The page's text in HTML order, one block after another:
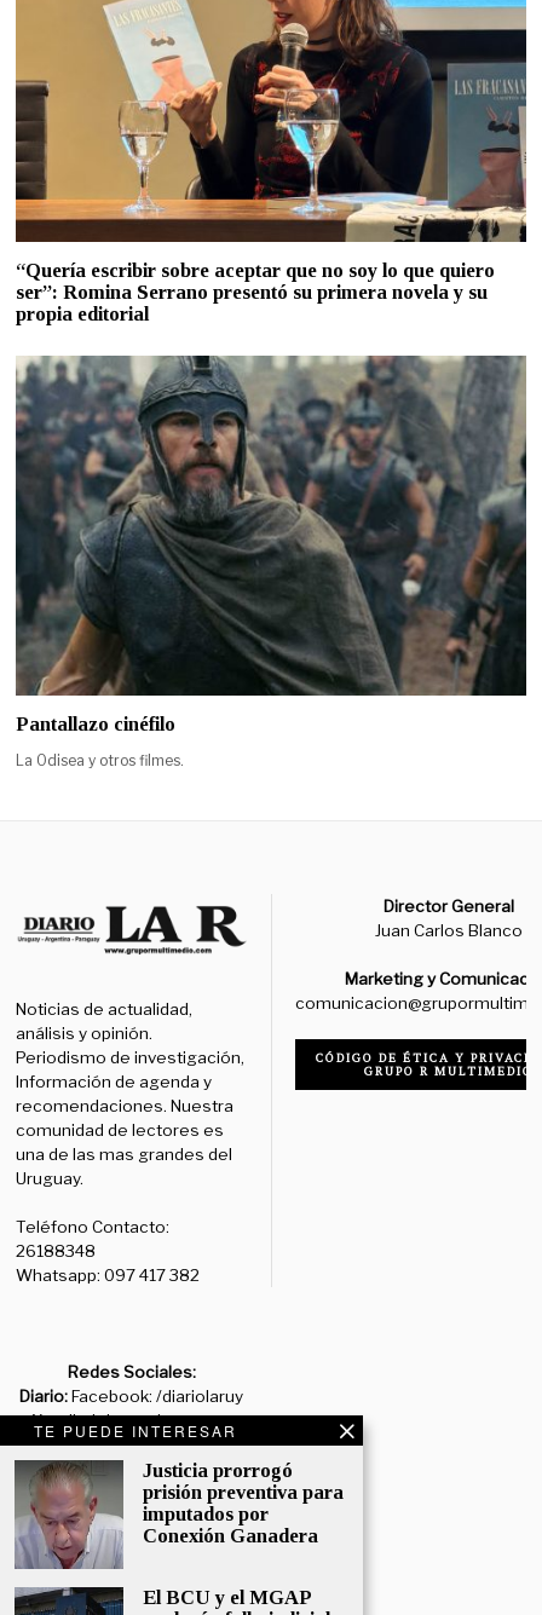
TE PUEDE INTERESAR
Justicia prorrogó
prisión preventiva para
imputados por
Conexión Ganadera
El BCU y el MGAP
“Quería escribir sobre aceptar que no soy lo que quiero
ser”: Romina Serrano presentó su primera novela y su
propia editorial
Pantallazo cinéfilo
La Odisea y otros filmes.
Noticias de actualidad,
análisis y opinión.
Periodismo de investigación,
Información de agenda y
recomendaciones. Nuestra
comunidad de lectores es
una de las mas grandes del
Uruguay.
Teléfono Contacto:
26188348
Whatsapp: 097 417 382
Director General
Juan Carlos Blanco
Marketing y
CÓDIGO DE ÉTICA Y
GRUPO R MULTIMEDIO
Redes Sociales:
Diario:Facebook: /diariolaruy
- X: @diariolaruy - Instagram:
@diariolar_uy
Departamento Comercial:
comercial@grupormultimedio.com
Departamento de Avisos:
avisos@grupormultimedio.com